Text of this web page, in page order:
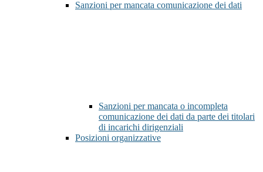
Sanzioni per mancata comunicazione dei dati
Sanzioni per mancata o incompleta
comunicazione dei dati da parte dei titolari
di incarichi dirigenziali
Posizioni organizzative